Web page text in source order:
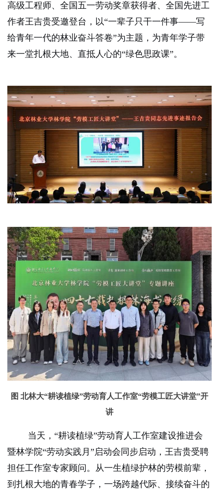
高级工程师、全国五一劳动奖章获得者、 全国先进工
作者王吉贵受邀登台，以“一辈子只干一件事——写
给青年一代的林业奋斗答卷”为主题，为青年学子带
来一堂扎根大地、直抵人心的“绿色思政课”。
图 北林大“耕读植绿”劳动育人工作室“劳模工匠大讲堂”开
讲
当天，“耕读植绿”劳动育人工作室建设推进会
暨林学院“劳动实践月”启动会同步启动，王吉贵受聘
担任工作室专家顾问。从一生植绿护林的劳模前辈，
到扎根大地的青春学子，一场跨越代际、接续奋斗的